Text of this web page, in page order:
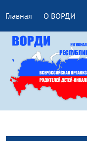
Главная О ВОРДИ